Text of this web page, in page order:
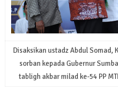
Disaksikan ustadz Abdul Somad,
sorban kepada Gubernur
tabligh akbar milad ke-54 PP